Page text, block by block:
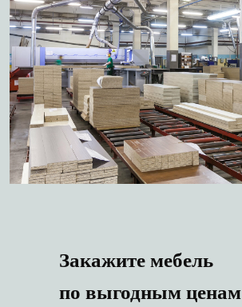
Закажите мебель
по выгодным ценам